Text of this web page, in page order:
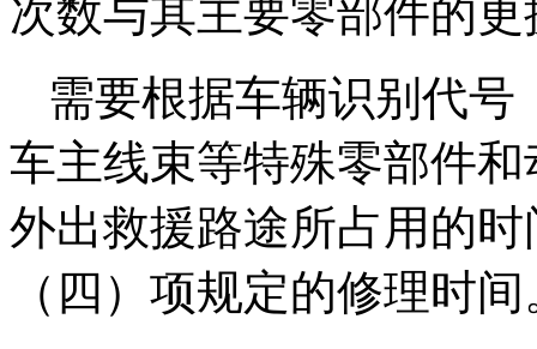
次数与其主要零部件的
需要根据车辆识别代
车主线束等特殊零部件
外出救援路途所占用的
（四）项规定的修理时间